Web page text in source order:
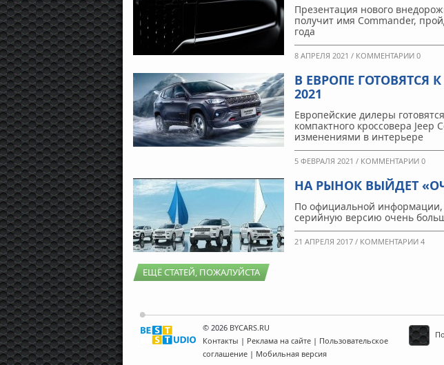
Презентация нового
получит имя Commander,
года
8 АПРЕЛЯ 2021 / КОММЕНТАРИИ 0
В ЕВРОПЕ ГОТОВЯТСЯ К
2021
Европейские дилеры
компактного кроссовера
изменениями в интерьере
5 ФЕВРАЛЯ 2021 / КОММЕНТАРИИ 0
НА РЫНОК ВЫЙДЕТ
По официальной информации,
серийную версию очень
21 АПРЕЛЯ 2017 / КОММЕНТАРИИ 4
ЕЩЁ СТАТЕЙ, ПОЖАЛУЙСТА
© 2026 BYCARS.RU
Контакты | Реклама на сайте | Пользовательское
соглашение | Мобильная версия